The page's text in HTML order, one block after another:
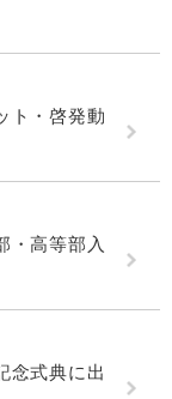
ト・啓発動
・高等部入
念式典に出